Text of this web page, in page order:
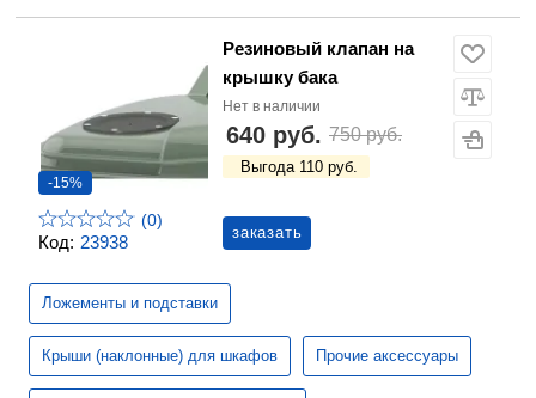
Код: 23938
-15%
(0)
Резиновый клапан на
крышку бака
Нет в наличии
640 руб. 750 руб.
Выгода 110 руб.
заказать
Ложементы и подставки
Крыши (наклонные) для шкафов Прочие аксессуары